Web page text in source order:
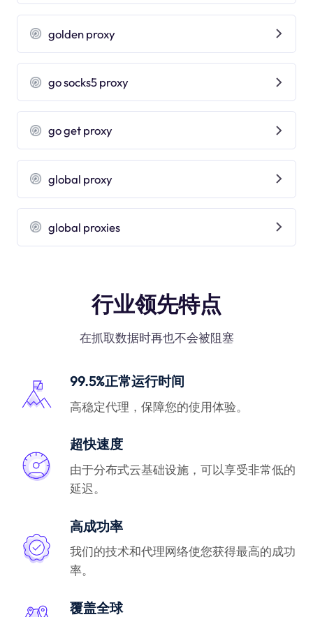
golden proxy
go socks5 proxy
go get proxy
global proxy
global proxies
行业领先特点
在抓取数据时再也不会被阻塞
99.5%正常运行时间
高稳定代理，保障您的使用体验。
超快速度
由于分布式云基础设施，可以享受非常低的
延迟。
高成功率
我们的技术和代理网络使您获得最高的成功
率。
覆盖全球